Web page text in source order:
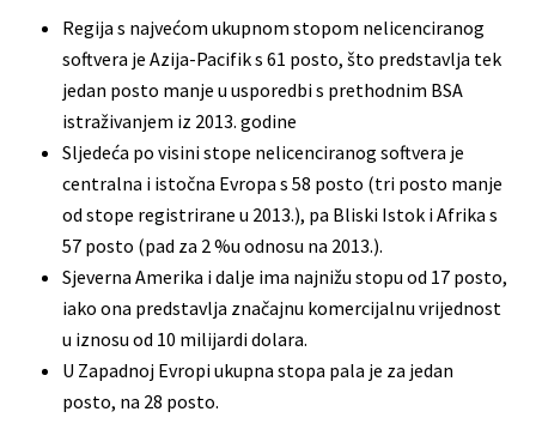
Regija s najvećom ukupnom stopom nelicenciranog
softvera je Azija-Pacifik s 61 posto, što predstavlja tek
jedan posto manje u usporedbi s prethodnim BSA
istraživanjem iz 2013. godine
Sljedeća po visini stope nelicenciranog softvera je
centralna i istočna Evropa s 58 posto (tri posto manje
od stope registrirane u 2013.), pa Bliski Istok i Afrika s
57 posto (pad za 2 %u odnosu na 2013.).
Sjeverna Amerika i dalje ima najnižu stopu od 17 posto,
iako ona predstavlja značajnu komercijalnu vrijednost
u iznosu od 10 milijardi dolara.
U Zapadnoj Evropi ukupna stopa pala je za jedan
posto, na 28 posto.